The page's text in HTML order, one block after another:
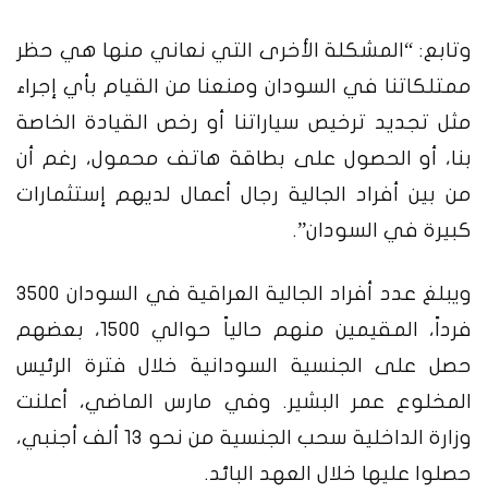
وتابع: “المشكلة الأخرى التي نعاني منها هي حظر
ممتلكاتنا في السودان ومنعنا من القيام بأي إجراء
مثل تجديد ترخيص سياراتنا أو رخص القيادة الخاصة
بنا، أو الحصول على بطاقة هاتف محمول، رغم أن
من بين أفراد الجالية رجال أعمال لديهم إستثمارات
كبيرة في السودان”.
ويبلغ عدد أفراد الجالية العراقية في السودان 3500
فرداً، المقيمين منهم حالياً حوالي 1500، بعضهم
حصل على الجنسية السودانية خلال فترة الرئيس
المخلوع عمر البشير. وفي مارس الماضي، أعلنت
وزارة الداخلية سحب الجنسية من نحو 13 ألف أجنبي،
حصلوا عليها خلال العهد البائد.